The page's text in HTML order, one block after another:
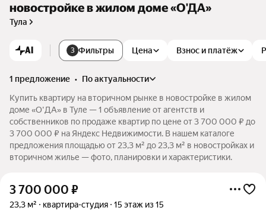
новостройке в жилом доме «О'ДА»
Тула
AI 3 Фильтры Цена Взнос и платёж
1 предложение •
по актуальности
Купить квартиру на вторичном рынке в новостройке в жилом
доме «О'ДА» в Туле — 1 объявление от агентств и
собственников по продаже квартир по цене от 3 700 000 ₽ до
3 700 000 ₽ на Яндекс Недвижимости. В нашем каталоге
предложения площадью от 23,3 м² до 23,3 м² в новостройках и
вторичном жилье — фото, планировки и характеристики.
3 700 000 ₽
23,3 м² квартира-студия 15 этаж из 15